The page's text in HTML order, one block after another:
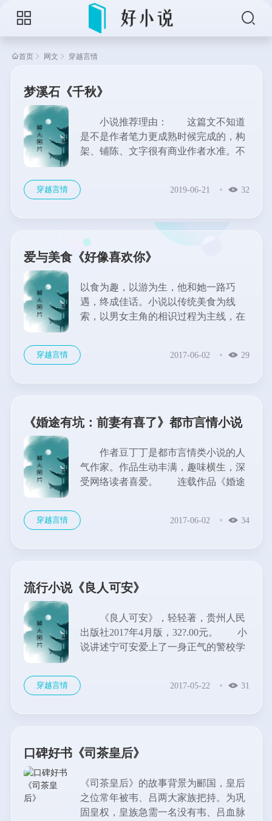
首页 网文 穿越言情
梦溪石《千秋》
小说推荐理由： 这篇文不知道
是不是作者笔力更成熟时候完成的，构
架、铺陈、文字很有商业作者水准。不
功的。在这么急功近利的年代，这么细
穿越言情 2019-06-21 32
爱与美食《好像喜欢你》
以食为趣，以游为生，他和她一路巧
遇，终成佳话。小说以传统美食为线
索，以男女主角的相识过程为主线，在
给人带来温暖，美食让人回味无穷，爱
好！...
穿越言情 2017-06-02 29
《婚途有坑：前妻有喜了》都市言情小说
作者豆丁丁是都市言情类小说的人
气作家。作品生动丰满，趣味横生，深
受网络读者喜爱。 连载作品《婚途
故事。一朝结婚，一夕离婚。前妻离婚
穿越言情 2017-06-02 34
流行小说《良人可安》
《良人可安》，轻轻著，贵州人民
出版社2017年4月版，32?.00元。 小
说讲述宁可安爱上了一身正气的警校学
齿轮却戛然而止。分离五年，他们再次
穿越言情 2017-05-22 31
口碑好书《司茶皇后》
《司茶皇后》的故事背景为郦国，皇后
之位常年被韦、吕两大家族把持。为巩
固皇权，皇族急需一名没有韦、吕血脉